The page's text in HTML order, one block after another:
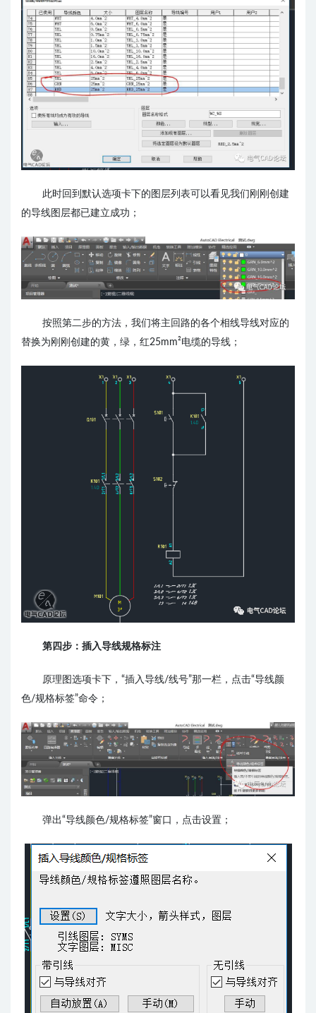
此时回到默认选项卡下的图层列表可以看见我们刚刚创建
的导线图层都已建立成功；
按照第二步的方法，我们将主回路的各个相线导线对应的
替换为刚刚创建的黄，绿，红25mm²电缆的导线；
第四步：插入导线规格标注
原理图选项卡下，“插入导线/线号”那一栏，点击“导线颜
色/规格标签”命令；
弹出“导线颜色/规格标签”窗口，点击设置；